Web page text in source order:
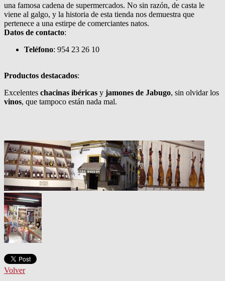
una famosa cadena de supermercados. No sin razón, de casta le
viene al galgo, y la historia de esta tienda nos demuestra que
pertenece a una estirpe de comerciantes natos.
Datos de contacto:
Teléfono: 954 23 26 10
Productos destacados:
Excelentes chacinas ibéricas y jamones de Jabugo, sin olvidar los
vinos, que tampoco están nada mal.
Volver